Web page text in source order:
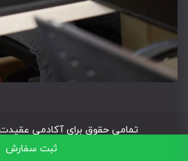
ثبت سفارش
تمامی حقوق برای آکادمی